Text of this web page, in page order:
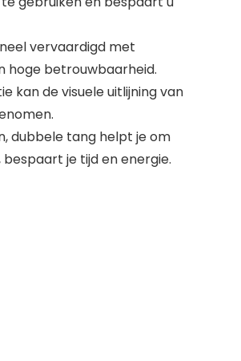
vervaardigd met
hoge betrouwbaarheid.
kan de visuele uitlijning van
dubbele tang helpt je om
je tijd en energie.